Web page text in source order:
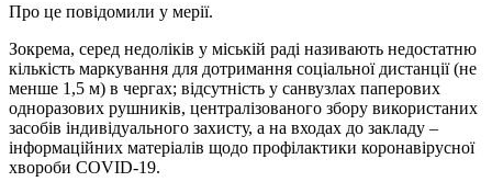
Про це повідомили у мерії.
Зокрема, серед недоліків у міській раді називають недостатню
кількість маркування для дотримання соціальної дистанції (не
менше 1,5 м) в чергах; відсутність у санвузлах паперових
одноразових рушників, централізованого збору використаних
засобів індивідуального захисту, а на входах до закладу –
інформаційних матеріалів щодо профілактики коронавірусної
хвороби COVID-19.